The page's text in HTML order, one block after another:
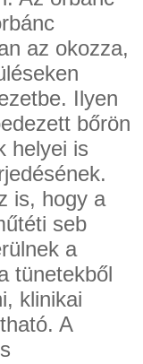
az okozza,
Ilyen
bőrön
helyei is
is, hogy a
seb
a
tünetekből
klinikai
A